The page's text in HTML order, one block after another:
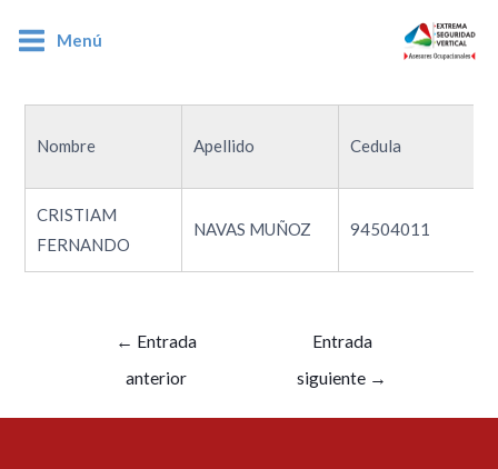
Menú
Nombre Apellido Cedula
CRISTIAM
FERNANDO
NAVAS MUÑOZ 94504011
← Entrada
anterior
Entrada
siguiente →